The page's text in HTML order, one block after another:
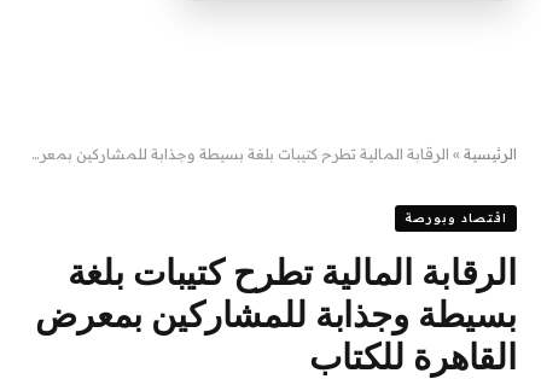
الرئيسية » الرقابة المالية تطرح كتيبات بلغة بسيطة وجذابة للمشاركين بمعرض القاهرة للكتاب
اقتصاد وبورصة
الرقابة المالية تطرح كتيبات بلغة
بسيطة وجذابة للمشاركين بمعرض
القاهرة للكتاب